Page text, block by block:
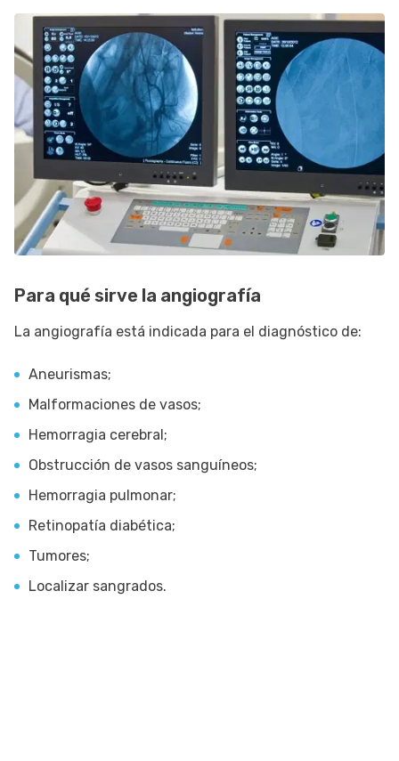
Para qué sirve la angiografía
La angiografía está indicada para el diagnóstico de:
Aneurismas;
Malformaciones de vasos;
Hemorragia cerebral;
Obstrucción de vasos sanguíneos;
Hemorragia pulmonar;
Retinopatía diabética;
Tumores;
Localizar sangrados.